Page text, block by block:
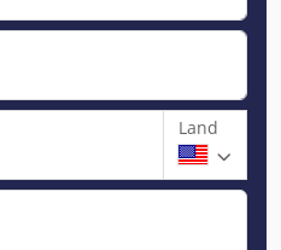
Land